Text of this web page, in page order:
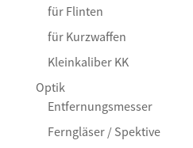
für Flinten
für Kurzwaffen
Kleinkaliber KK
Optik
Entfernungsmesser
Ferngläser / Spektive